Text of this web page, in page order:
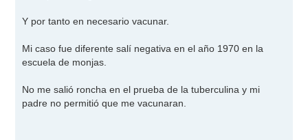
Y por tanto en necesario vacunar.
Mi caso fue diferente salí negativa en el año 1970 en la
escuela de monjas.
No me salió roncha en el prueba de la tuberculina y mi
padre no permitió que me vacunaran.